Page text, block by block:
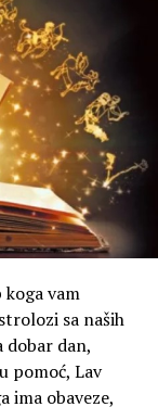
vam
sa naših
dobar dan,
pomoć, Lav
ima obaveze,